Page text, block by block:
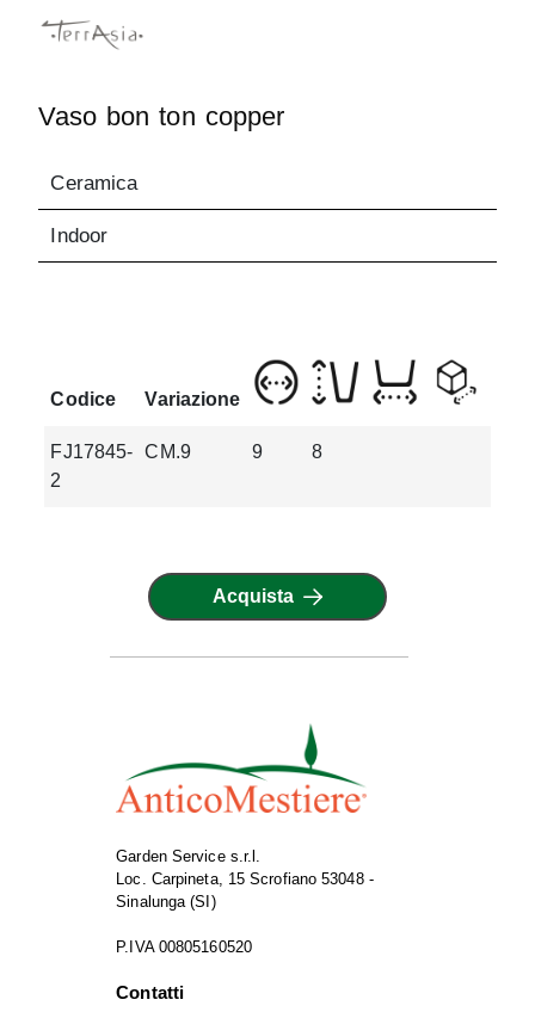
Vaso bon ton copper
Ceramica
Indoor
Codice Variazione
FJ17845-
2
CM.9 9 8
Acquista
Garden Service s.r.l.
Loc. Carpineta, 15 Scrofiano 53048 -
Sinalunga (SI)
P.IVA 00805160520
Contatti